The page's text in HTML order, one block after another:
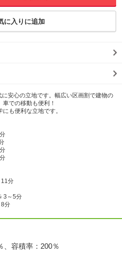
安心の立地です。幅広い区画割で建物の
での移動も便利！
も便利な立地です。
分
3～5分
分
、容積率：200％